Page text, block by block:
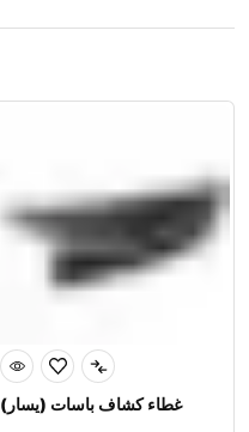
غطاء كشاف باسات (يسار)